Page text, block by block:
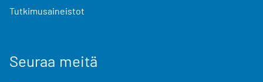
Tutkimusaineistot
Seuraa meitä